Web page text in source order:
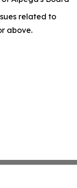
related to
above.